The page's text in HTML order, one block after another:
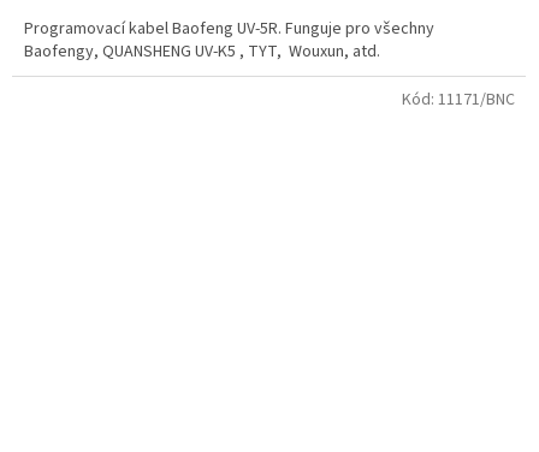
5
hvězdiček.
Programovací kabel Baofeng UV-5R. Funguje pro všechny
Baofengy, QUANSHENG UV-K5 , TYT, Wouxun, atd.
Kód: 11171/BNC